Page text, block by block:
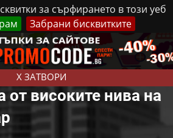
за сърфирането в този уеб
Забрани бисквитките
X ЗАТВОРИ
2026 Реклама Контакти
от високите нива на